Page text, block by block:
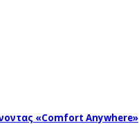
«Comfort Anywhere»